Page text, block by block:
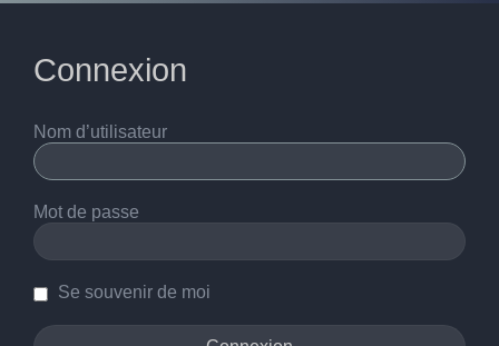
Connexion
Nom d’utilisateur
Mot de passe
Se souvenir de moi